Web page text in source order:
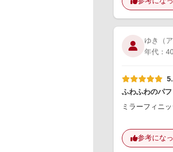
ゆき
（
年代：
ふわふわのパフ
ミラーフィニ
参考にな